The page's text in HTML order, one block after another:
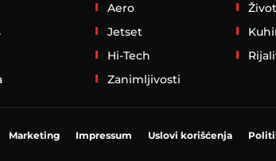
Aero
Jetset
Hi-Tech
Zanimljivosti
Život
Marketing Impressum Uslovi korišćenja